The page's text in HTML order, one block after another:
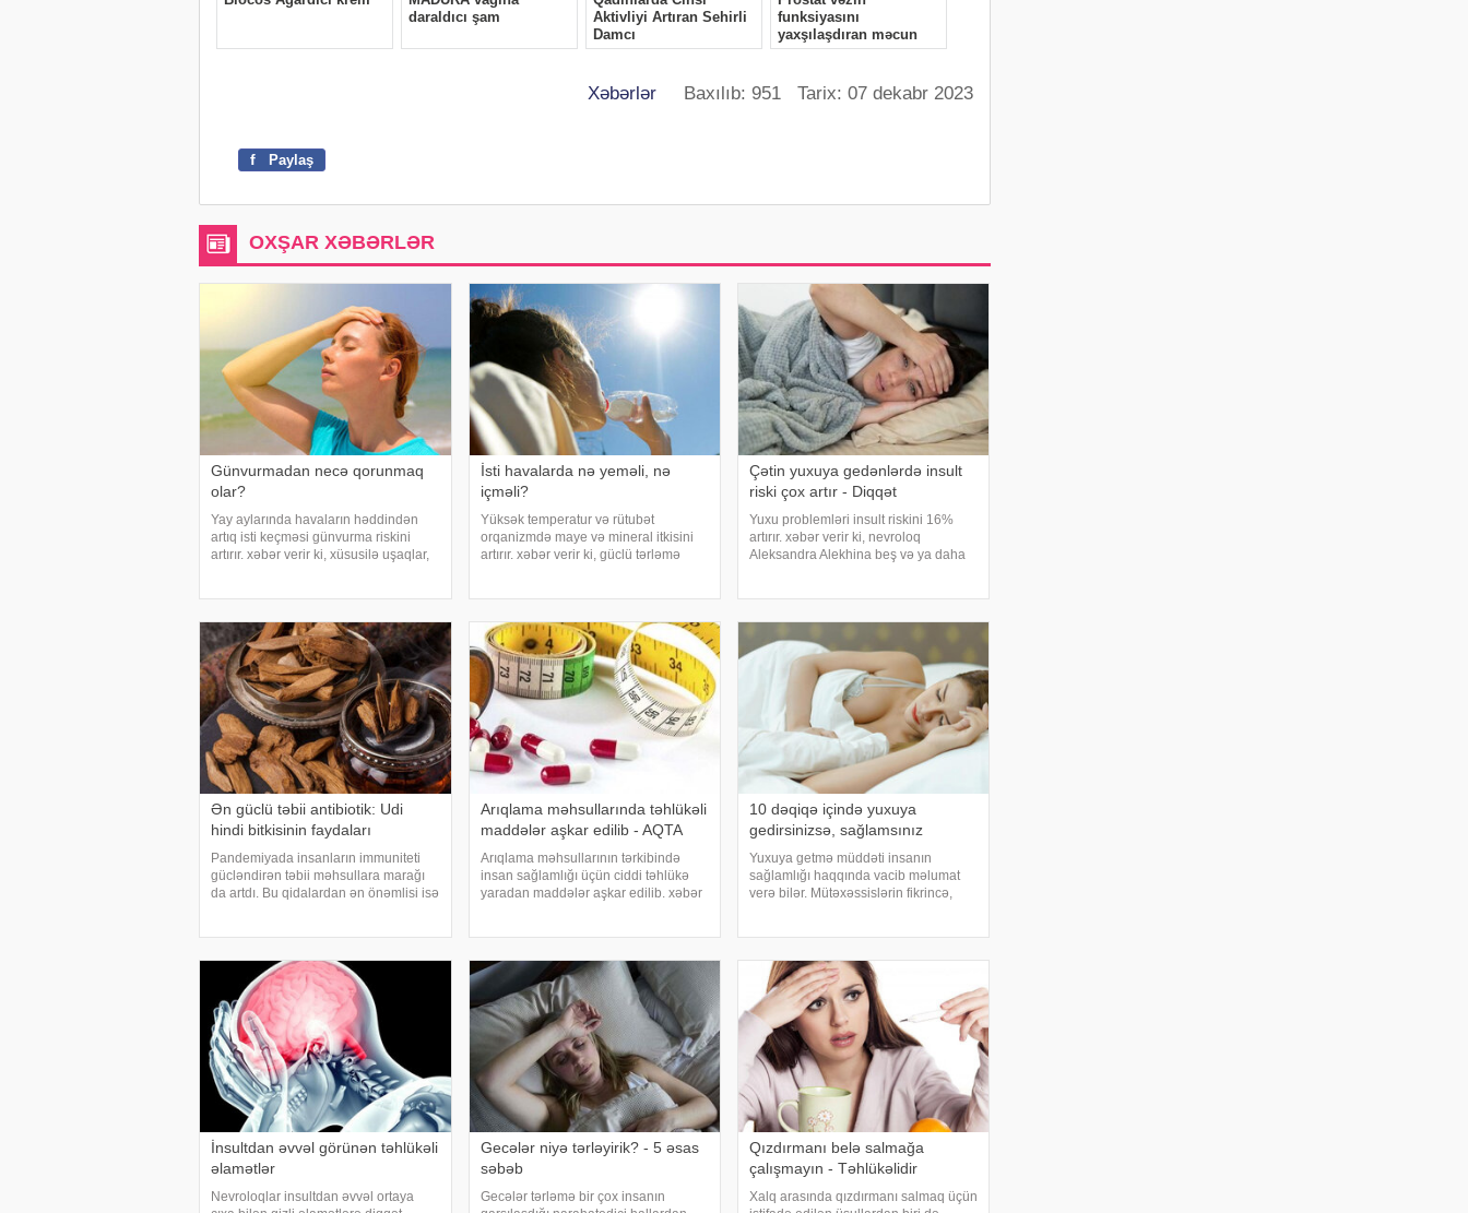
Xəbərlər Baxılıb: 951 Tarix: 07 dekabr 2023
f Paylaş
OXŞAR XƏBƏRLƏR
Günvurmadan necə qorunmaq
olar?
Yay aylarında havaların həddindən
artıq isti keçməsi günvurma riskini
artırır. xəbər verir ki, xüsusilə uşaqlar,
qorunma
İsti havalarda nə yeməli, nə
içməli?
Yüksək temperatur və rütubət
orqanizmdə maye və mineral itkisini
artırır. xəbər verir ki, güclü tərləmə
hallara səbəb ol
Çətin yuxuya gedənlərdə insult
riski çox artır - Diqqət
Yuxu problemləri insult riskini 16%
artırır. xəbər verir ki, nevroloq
Aleksandra Alekhina beş və ya daha
həyat
Ən güclü təbii antibiotik: Udi
hindi bitkisinin faydaları
Pandemiyada insanların immuniteti
gücləndirən təbii məhsullara marağı
da artdı. Bu qidalardan ən önəmlisi isə
Arıqlama məhsullarında təhlükəli
maddələr aşkar edilib - AQTA
Arıqlama məhsullarının tərkibində
insan sağlamlığı üçün ciddi təhlükə
yaradan maddələr aşkar edilib. xəbər
şöbəsinin müdir
10 dəqiqə içində yuxuya
gedirsinizsə, sağlamsınız
Yuxuya getmə müddəti insanın
sağlamlığı haqqında vacib məlumat
verə bilər. Mütəxəssislərin fikrincə,
sözlərinə görə
İnsultdan əvvəl görünən təhlükəli
əlamətlər
Nevroloqlar insultdan əvvəl ortaya
Gecələr niyə tərləyirik? - 5 əsas
səbəb
Gecələr tərləmə bir çox insanın
Qızdırmanı belə salmağa
çalışmayın - Təhlükəlidir
Xalq arasında qızdırmanı salmaq üçün